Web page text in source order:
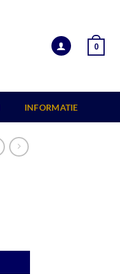
0
INFORMATIE